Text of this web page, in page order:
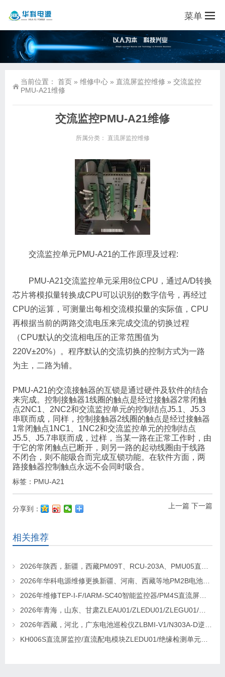
菜单
当前位置： 首页 » 维修中心 » 直流屏监控维修 » 交流监控
PMU-A21维修
交流监控PMU-A21维修
所属分类： 直流屏监控维修
交流监控单元PMU-A21的工作原理及过程:
PMU-A21交流监控单元采用8位CPU，通过A/D转换
芯片将模拟量转换成CPU可以识别的数字信号，再经过
CPU的运算，可测量出每相交流模拟量的实际值，CPU
再根据当前的两路交流电压来完成交流的切换过程
（CPU默认的交流相电压的正常范围值为
220V±20%）。程序默认的交流切换的控制方式为一路
为主，二路为辅。
PMU-A21的交流接触器的互锁是通过硬件及软件的结合
来完成。控制接触器1线圈的触点是经过接触器2常闭触
点2NC1、2NC2和交流监控单元的控制结点J5.1、J5.3
串联而成，同样，控制接触器2线圈的触点是经过接触器
1常闭触点1NC1、1NC2和交流监控单元的控制结点
J5.5、J5.7串联而成，过样，当某一路在正常工作时，由
于它的常闭触点已断开，则另一路的起动线圈由于线路
不闭合，则不能吸合而完成互锁功能。在软件方面，两
路接触器控制触点永远不会同时吸合。
标签： PMU-A21
上一篇 下一篇
分享到：
相关推荐
2026年陕西，新疆，西藏PM09T、RCU-203A、PMU05直流屏监控维修及更换请联系华科电源
2026年华科电源维修更换新疆、河南、西藏等地PM2B电池巡检单元，PM2J绝缘检测单元、PSM-T07E 监控
2026年维修TEP-I-F/IARM-SC40智能监控器/PM4S直流屏监控找华科电源
2026年青海，山东、甘肃ZLEAU01/ZLEDU01/ZLEGU01/电池巡检仪ZLBM-12更换及维修
2026年西藏，河北，广东电池巡检仪ZLBMI-V1/N303A-D逆变器/ATC48M30Ⅲ电源模块维修更换
KH006S直流屏监控/直流配电模块ZLEDU01/绝缘检测单元DJY60更换及维修